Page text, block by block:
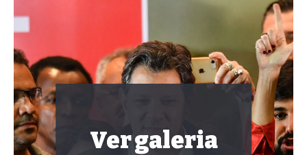
Ver galeria